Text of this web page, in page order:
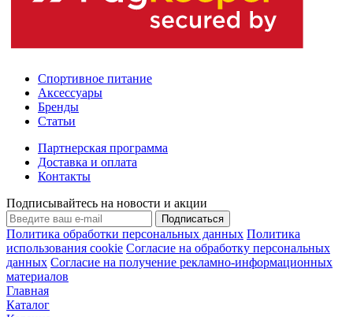
Спортивное питание
Аксессуары
Бренды
Статьи
Партнерская программа
Доставка и оплата
Контакты
Подписывайтесь на новости и акции
Подписаться
Политика обработки персональных данных Политика
использования cookie Согласие на обработку персональных
данных Согласие на получение рекламно-информационных
материалов
Главная
Каталог